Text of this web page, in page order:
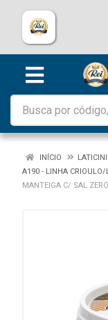
INÍCIO
A190 - LINHA CRIOULO/
MANTEIGA C/ SAL